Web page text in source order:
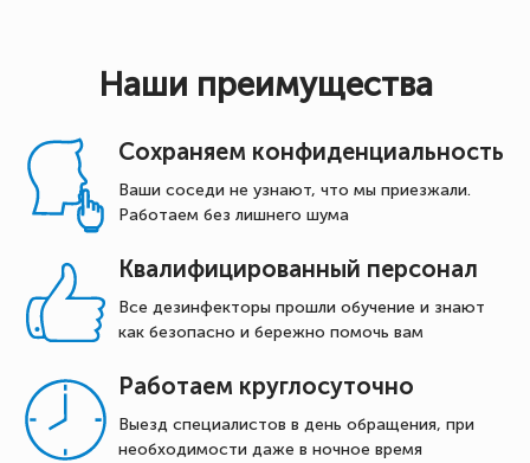
Наши преимущества
Сохраняем конфиденциальность
Ваши соседи не узнают, что мы приезжали.
Работаем без лишнего шума
Квалифицированный персонал
Все дезинфекторы прошли обучение и знают
как безопасно и бережно помочь вам
Работаем круглосуточно
Выезд специалистов в день обращения, при
необходимости даже в ночное время